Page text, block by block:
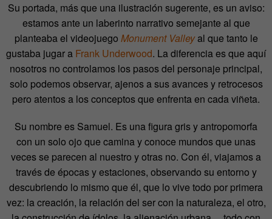
Su portada, más que una ilustración sugerente, es un aviso:
estamos ante un laberinto narrativo semejante al que
planteaba el videojuego Monument Valleyal que tanto le
gustaba jugar a Frank Underwood. La diferencia es que aquí
nosotros no controlamos los pasos del personaje principal,
solo podemos observar, ajenos a sus avances y retrocesos
pero atentos a los conceptos que enfrenta en cada viñeta.
Su nombre es Samuel. Es una figura gris y antropomorfa
con un solo ojo que camina y conoce mundos que unas
veces se parecen al nuestro y otras no. Con él, viajamos a
través de épocas y estaciones, observando su entorno y
descubriendo lo mismo que él, que lo vive todo por primera
vez: la creación, la relación del ser con la naturaleza, el otro,